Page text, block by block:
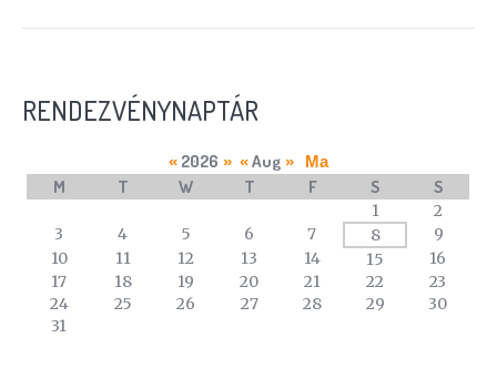
RENDEZVÉNYNAPTÁR
calendar
events
« 2026 » « Aug » Ma
M T W T F S S
1
2
3
4 5 6 7 8
9
10
11 12 13 14 15
16
17
18 19 20 21 22
23
24
25 26 27 28 29
30
31